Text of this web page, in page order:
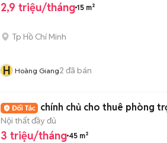
2,9 triệu/tháng 15 m²
Tp Hồ Chí Minh
H Hoàng Giang2 đã bán
chính chủ cho thuê phòng
Nội thất đầy đủ
3 triệu/tháng 45 m²